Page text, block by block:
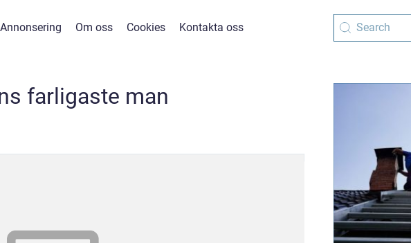
Annonsering Om oss Cookies Kontakta oss
farligaste man